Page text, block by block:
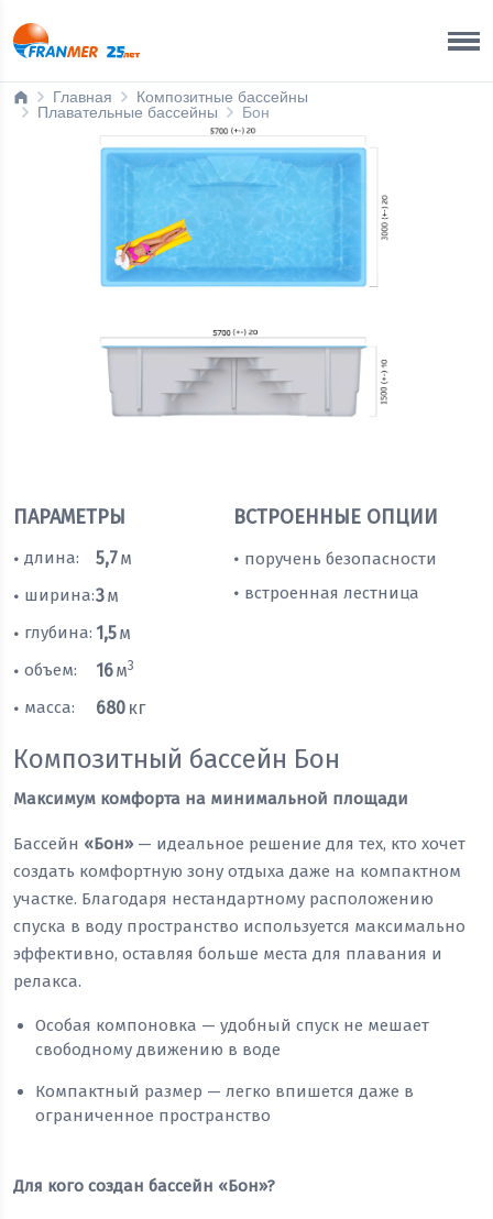
Главная
Композитные бассейны
Плавательные бассейны
Бон
ПАРАМЕТРЫ
• длина: 5,7м
• ширина:3м
• глубина: 1,5м
• объем: 16м3
• масса: 680 кг
ВСТРОЕННЫЕ ОПЦИИ
• поручень безопасности
• встроенная лестница
Композитный бассейн Бон
Максимум комфорта на минимальной площади
Бассейн «Бон» — идеальное решение для тех, кто хочет
создать комфортную зону отдыха даже на компактном
участке. Благодаря нестандартному расположению
спуска в воду пространство используется максимально
эффективно, оставляя больше места для плавания и
релакса.
Особая компоновка — удобный спуск не мешает
свободному движению в воде
Компактный размер — легко впишется даже в
ограниченное пространство
Для кого создан бассейн «Бон»?